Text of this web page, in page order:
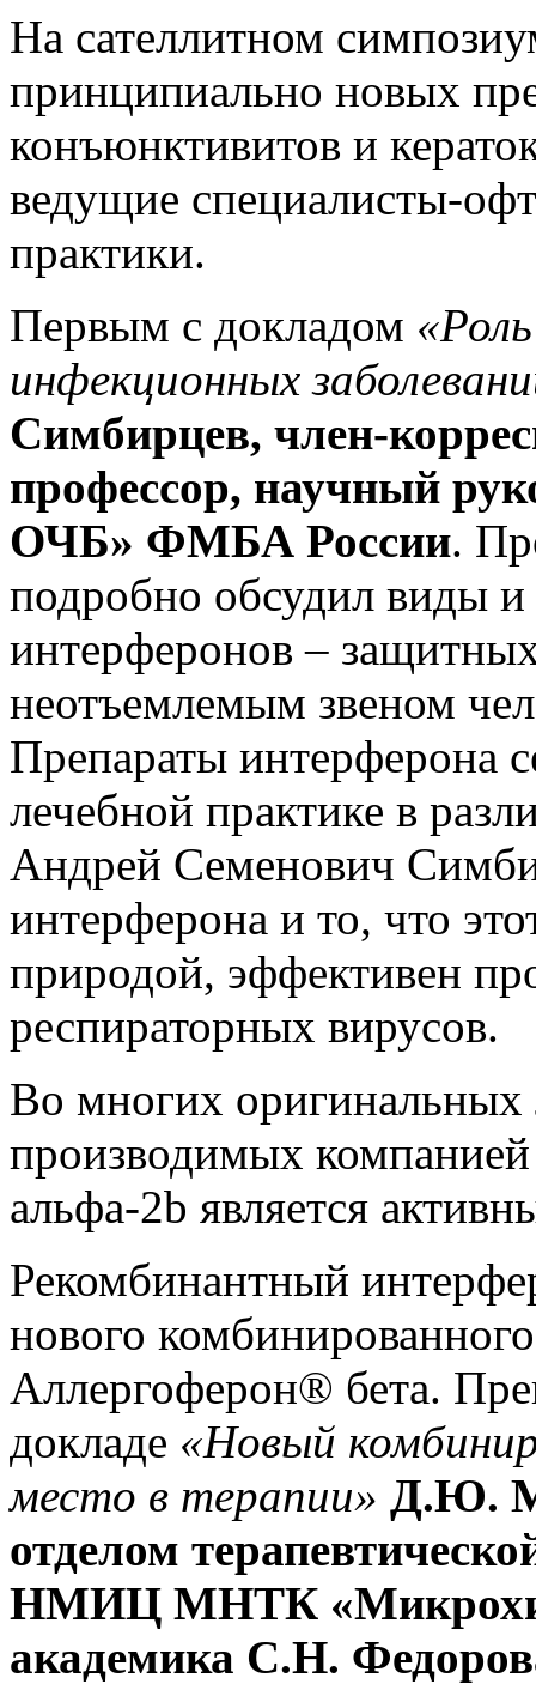
На сателлитном
принципиально новых
конъюнктивитов и
ведущие специалисты-
практики.
Первым с докладом
инфекционных
Симбирцев, член-
профессор, научный
ОЧБ» ФМБА России.
подробно обсудил виды и
интерферонов –
неотъемлемым звеном
Препараты интерферона
лечебной практике в
Андрей Семенович
интерферона и то, что
природой, эффективен
респираторных вирусов.
Во многих оригинальных
производимых
альфа-2b является
Рекомбинантный
нового
Аллергоферон® бета.
докладе «Новый
место в терапии» Д.Ю.
отделом
НМИЦ МНТК
академика С.Н.